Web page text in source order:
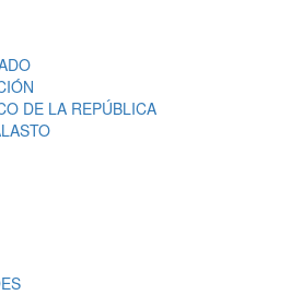
DE LA REPÚBLICA